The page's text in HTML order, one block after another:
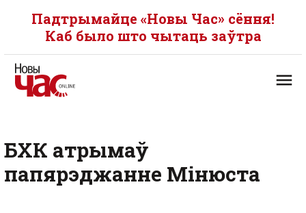
Падтрымайце «Новы Час» сёння!
Каб было што чытаць заўтра
БХК атрымаў
папярэджанне Мінюста